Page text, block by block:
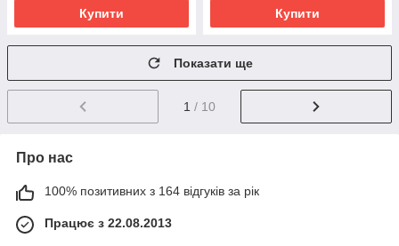
Купити Купити
Показати ще
1 / 10
Про нас
100% позитивних з 164 відгуків за рік
Працює з 22.08.2013